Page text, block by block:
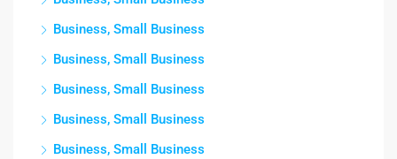
Business, Small Business
Business, Small Business
Business, Small Business
Business, Small Business
Business, Small Business